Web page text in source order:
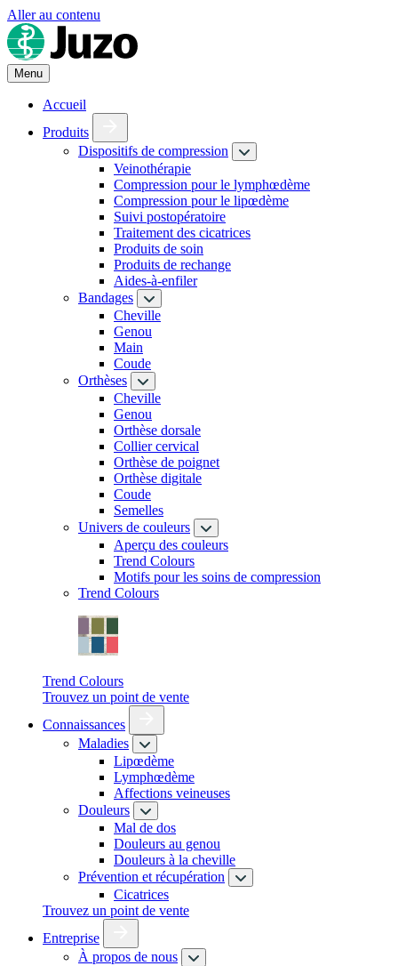
Aller au contenu
Menu
Accueil
Produits
Dispositifs de compression
Veinothérapie
Compression pour le lymphœdème
Compression pour le lipœdème
Suivi postopératoire
Traitement des cicatrices
Produits de soin
Produits de rechange
Aides-à-enfiler
Bandages
Cheville
Genou
Main
Coude
Orthèses
Cheville
Genou
Orthèse dorsale
Collier cervical
Orthèse de poignet
Orthèse digitale
Coude
Semelles
Univers de couleurs
Aperçu des couleurs
Trend Colours
Motifs pour les soins de compression
Trend Colours
Trend Colours
Trouvez un point de vente
Connaissances
Maladies
Lipœdème
Lymphœdème
Affections veineuses
Douleurs
Mal de dos
Douleurs au genou
Douleurs à la cheville
Prévention et récupération
Cicatrices
Trouvez un point de vente
Entreprise
À propos de nous